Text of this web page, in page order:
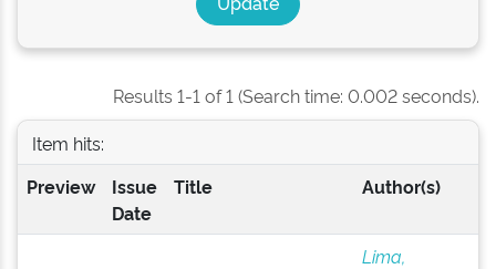
Results 1-1 of 1 (Search time: 0.002 seconds).
Item hits:
Preview
Issue
Date
Title Author(s)
Lima,